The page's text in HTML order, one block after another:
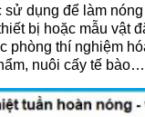
dụng để làm
bị hoặc mẫu vật
phòng thí nghiệm
nuôi cấy tế bào…